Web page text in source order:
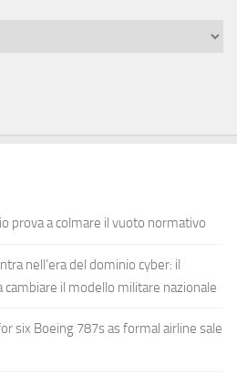
prova a colmare il vuoto normativo
nell’era del dominio cyber: il
cambiare il modello militare nazionale
six Boeing 787s as formal airline sale